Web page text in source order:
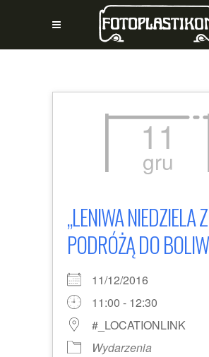
11
gru
„LENIWA NIEDZIELA
PODRÓŻĄ DO
11/12/2016
11:00 - 12:30
#_LOCATIONLINK
Wydarzenia